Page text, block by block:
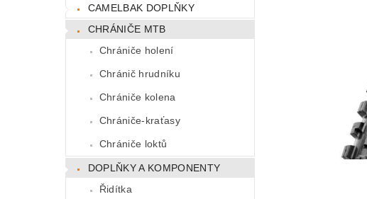
CAMELBAK DOPLŇKY
CHRÁNIČE MTB
Chrániče holení
Chránič hrudníku
Chrániče kolena
Chrániče-kraťasy
Chrániče loktů
DOPLŇKY A KOMPONENTY
Řidítka